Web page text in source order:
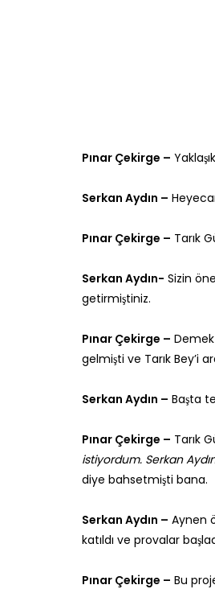
Pınar Çekirge –
Serkan Aydın –
Pınar Çekirge – Tarık
Serkan Aydın- Sizin
getirmiştiniz.
Pınar Çekirge –
gelmişti ve Tarık Bey’i
Serkan Aydın – Başta
Pınar Çekirge – Tarık
istiyordum. Serkan
diye bahsetmişti bana.
Serkan Aydın – Aynen
katıldı ve provalar
Pınar Çekirge – Bu